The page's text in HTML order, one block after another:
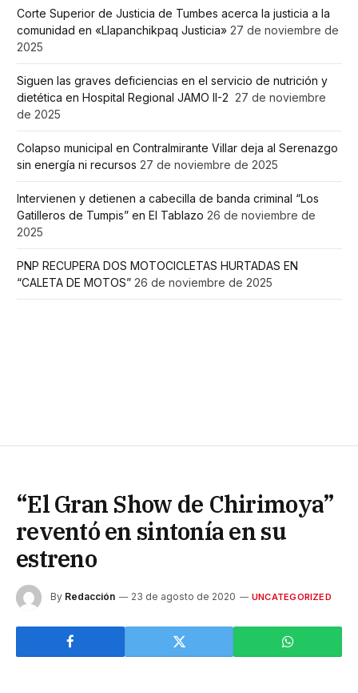
Corte Superior de Justicia de Tumbes acerca la justicia a la
comunidad en «Llapanchikpaq Justicia» 27 de noviembre de
2025
Siguen las graves deficiencias en el servicio de nutrición y
dietética en Hospital Regional JAMO II-2 27 de noviembre
de 2025
Colapso municipal en Contralmirante Villar deja al Serenazgo
sin energía ni recursos 27 de noviembre de 2025
Intervienen y detienen a cabecilla de banda criminal “Los
Gatilleros de Tumpis” en El Tablazo 26 de noviembre de
2025
PNP RECUPERA DOS MOTOCICLETAS HURTADAS EN
“CALETA DE MOTOS” 26 de noviembre de 2025
“El Gran Show de Chirimoya”
reventó en sintonía en su
estreno
By Redacción 23 de agosto de 2020 UNCATEGORIZED